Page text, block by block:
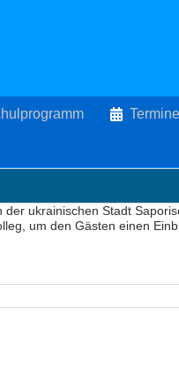
Termine
ukrainischen Stadt
um den Gästen einen